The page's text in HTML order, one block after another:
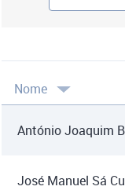
Nome
António Joaquim
José Manuel Sá